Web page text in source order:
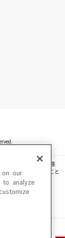
音声等を、手段や形態
ァイル化などすること
あります。
ます。
on our
analyze